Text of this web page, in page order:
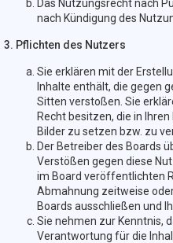
Das Nutzungsrecht nach
nach Kündigung des
3. Pflichten des Nutzers
Sie erklären mit der
Inhalte enthält, die gegen
Sitten verstoßen. Sie
Recht besitzen, die in
Bilder zu setzen bzw. zu
Der Betreiber des Boards
Verstößen gegen diese
im Board veröffentlichten
Abmahnung zeitweise
Boards ausschließen und
Sie nehmen zur Kenntnis,
Verantwortung für die